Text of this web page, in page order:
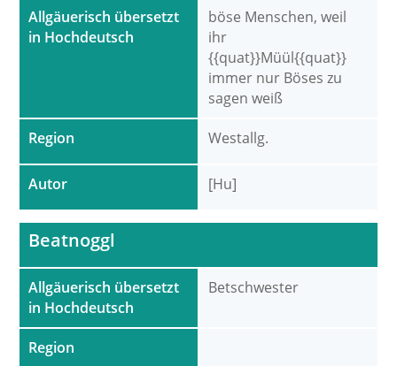
Allgäuerisch übersetzt
in Hochdeutsch
Region
Autor
böse Menschen, weil
ihr
{{quat}}Müül{{quat}}
immer nur Böses zu
sagen weiß
Westallg.
[Hu]
Allgäuerisch übersetzt
in Hochdeutsch
Region
Beatnoggl
Betschwester